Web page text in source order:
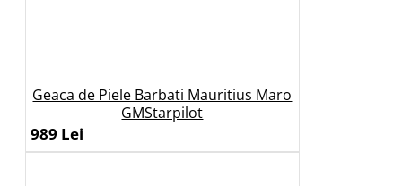
Geaca de Piele Barbati Mauritius Maro
GMStarpilot
989 Lei